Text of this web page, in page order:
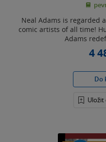
Neal Adams is regarded
comic artists of all time!
Adams
4
Do
Uložit